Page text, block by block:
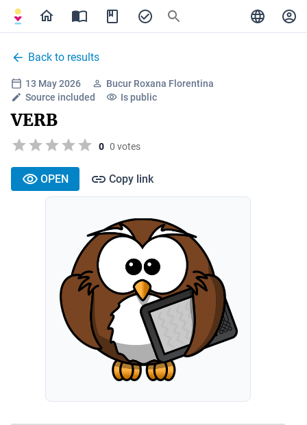
Back to results
13 May 2026
Bucur Roxana Florentina
Source included
Is public
VERB
0 0 votes
OPEN Copy link